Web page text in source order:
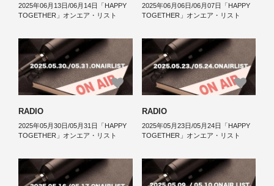
2025年06月13日/06月14日「HAPPY
TOGETHER」オンエア・リスト
2025年06月06日/06月07日「HAPPY
TOGETHER」オンエア・リスト
RADIO
2025年05月30日/05月31日「HAPPY
TOGETHER」オンエア・リスト
RADIO
2025年05月23日/05月24日「HAPPY
TOGETHER」オンエア・リスト